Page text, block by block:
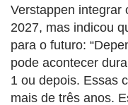
Verstappen integrar
2027, mas indicou
para o futuro:
pode acontecer
1 ou depois. Essas
mais de três anos.